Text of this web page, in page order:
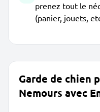
prenez tout le
(panier, jouets,
Garde de chien
Nemours avec